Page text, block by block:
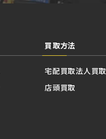
買取方法
宅配買取
店頭買取
法人買取